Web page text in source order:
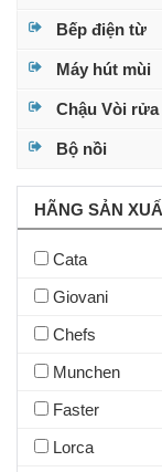
Bếp điện từ
Máy hút mùi
Chậu Vòi rửa
Bộ nồi
HÃNG SẢN
Cata
Giovani
Chefs
Munchen
Faster
Lorca